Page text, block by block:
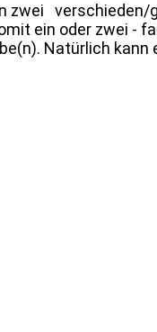
zwei verschieden/
ein oder zwei -
Natürlich kann